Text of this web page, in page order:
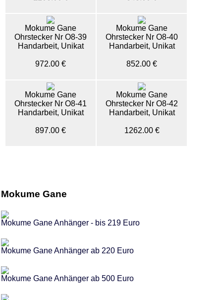
Mokume Gane
Ohrstecker Nr O8-39
Handarbeit, Unikat
972.00 €
Mokume Gane
Ohrstecker Nr O8-40
Handarbeit, Unikat
852.00 €
Mokume Gane
Ohrstecker Nr O8-41
Handarbeit, Unikat
897.00 €
Mokume Gane
Ohrstecker Nr O8-42
Handarbeit, Unikat
1262.00 €
Mokume Gane
Mokume Gane Anhänger - bis 219 Euro
Mokume Gane Anhänger ab 220 Euro
Mokume Gane Anhänger ab 500 Euro